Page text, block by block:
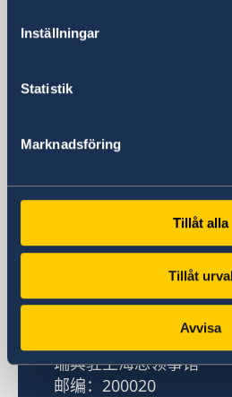
Inställningar
Statistik
Marknadsföring
Tillåt alla
Tillåt
Avvisa
一般查询
签证和移民问题
瑞典驻上海总领事馆
访问总领事馆
中国上海市淮海中路381
上海中环广场15楼
瑞典驻上海总领事馆
寄送地址
中国上海市黄浦区淮海中
中环广场1521-1541室
瑞典驻上海总领事馆
邮编：200020